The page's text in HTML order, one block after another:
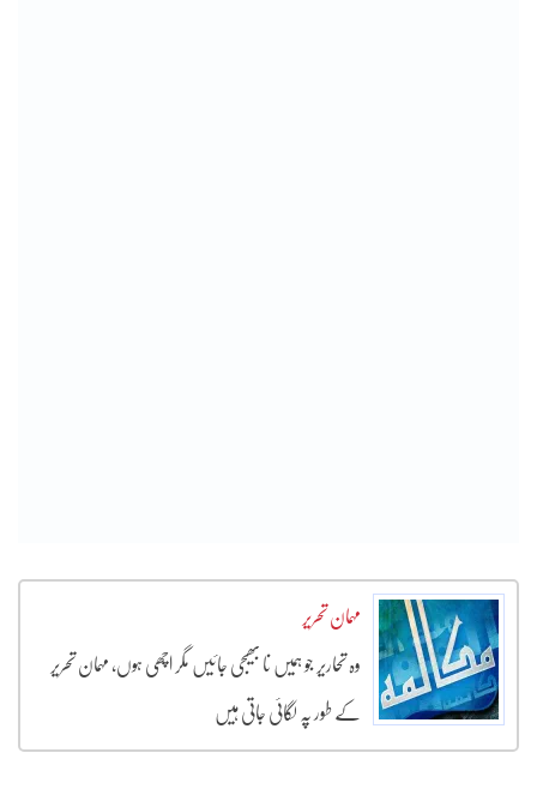
مہمان تحریر
وہ تحاریر جو ہمیں نا بھیجی جائیں مگر اچھی ہوں، مہمان تحریر
کے طور پہ لگائی جاتی ہیں